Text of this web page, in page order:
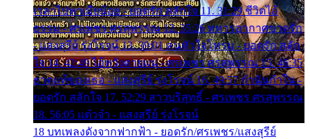
เวลาไปหาเมียน้อย - ยอดรัก สลักใจ 11. 31:29 ชีวิตไอ้
ธรรม - ศรเพชร ศรสุพรรณ 12. 35:26 ทหารอากาศขาดรัก
- แสงสุรีย์ รุ่งโรจน์ 13. 39:01 คนหัวใจโทรม - ยอดรัก สลัก
ใจ 14. 42:49 ไอ้หวังตายแน่ - ศรเพชร ศรสุพรรณ 15. 46:35
ธาตุแท้ของเธอ - แสงสุรีย์ รุ่งโรจน์ 16. 49:57 กำนันกำใน -
ยอดรัก สลักใจ 17. 52:29 สาวบริสุทธิ์ - ศรเพชร ศรสุพรรณ
18. 56:05 แต๋วจ๋า - แสงสุรีย์ รุ่งโรจน์
18 บทเพลงดังจากฟากฟ้า - ยอดรัก/ศรเพชร/แสงสุรีย์